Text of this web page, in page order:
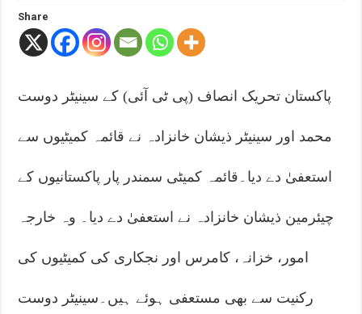
Share
پاکستان تحریک انصاف (پی ٹی آئی) کے سینیٹر دوست
محمد اور سینیٹر ذیشان خانزادہ نے قائمہ کمیٹیوں سے
استعفیٰ دے دیا۔قائمہ کمیٹی سمندر پار پاکستانیوں کے
چیئرمین ذیشان خانزادہ نے استعفیٰ دے دیا۔ وہ خارجہ
امور، خزانہ، کامرس اور نجکاری کی کمیٹیوں کی
رکنیت سے بھی مستعفی ہوئے ہیں۔سینیٹر دوست